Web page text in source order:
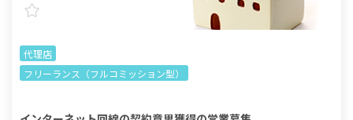
代理店
フリーランス（フルコミッション型）